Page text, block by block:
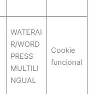
WATERAI
R/WORD
PRESS
MULTILI
NGUAL
Cookie
funcional